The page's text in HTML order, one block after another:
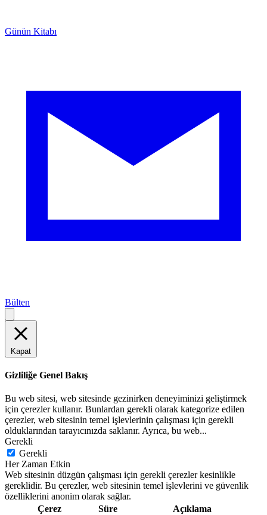
Günün Kitabı
Bülten
Kapat
Gizliliğe Genel Bakış
Bu web sitesi, web sitesinde gezinirken deneyiminizi geliştirmek
için çerezler kullanır. Bunlardan gerekli olarak kategorize edilen
çerezler, web sitesinin temel işlevlerinin çalışması için gerekli
olduklarından tarayıcınızda saklanır. Ayrıca, bu web...
Gerekli
Gerekli
Her Zaman Etkin
Web sitesinin düzgün çalışması için gerekli çerezler kesinlikle
gereklidir. Bu çerezler, web sitesinin temel işlevlerini ve güvenlik
özelliklerini anonim olarak sağlar.
Çerez
Süre Açıklama